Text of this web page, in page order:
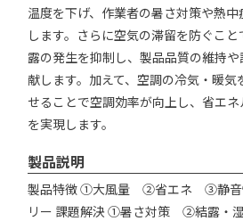
温度を下げ、作業者の暑さ対策や熱
します。さらに空気の滞留を防ぐこ
露の発生を抑制し、製品品質の維持
献します。加えて、空調の冷気・暖気
せることで空調効率が向上し、省エ
を実現します。
製品説明
製品特徴 ①大風量 ②省エネ ③静
リー 課題解決 ①暑さ対策 ②結露・